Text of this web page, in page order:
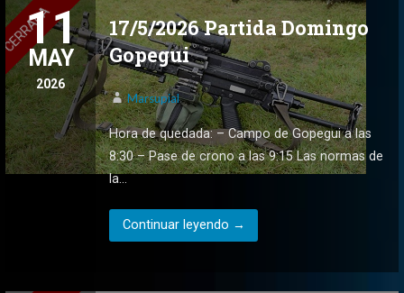
17/5/2026 Partida Domingo
Gopegui
11
MAY
2026
Marsupial
Hora de quedada: – Campo de Gopegui a las
8:30 – Pase de crono a las 9:15 Las normas de
la…
Continuar leyendo →